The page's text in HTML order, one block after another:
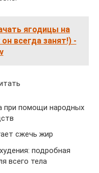
ягодицы на
всегда занят!) -
при помощи народных
сжечь жир
подробная
всего тела